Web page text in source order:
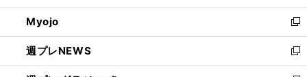
開
く
ウ
で
開
く
ン
ド
ウ
で
開
ウ
ィ
ン
ド
ウ
Myojo
新
し
い
ウ
週プレNEWS
新
し